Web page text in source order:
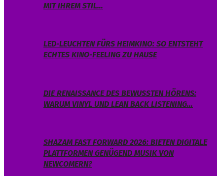
MIT IHREM STIL…
LED-LEUCHTEN FÜRS HEIMKINO: SO ENTSTEHT
ECHTES KINO-FEELING ZU HAUSE
DIE RENAISSANCE DES BEWUSSTEN HÖRENS:
WARUM VINYL UND LEAN BACK LISTENING…
SHAZAM FAST FORWARD 2026: BIETEN DIGITALE
PLATTFORMEN GENÜGEND MUSIK VON
NEWCOMERN?